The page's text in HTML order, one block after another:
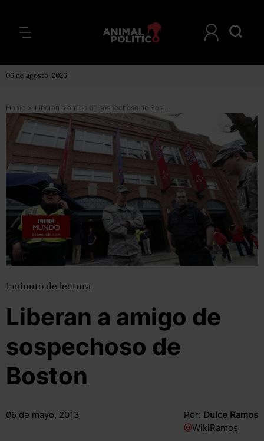
06 de agosto, 2026
Home > Liberan a amigo de sospechoso de Boston
1 minuto de lectura
Liberan a amigo de
sospechoso de
Boston
06 de mayo, 2013 Por: Dulce Ramos
@WikiRamos